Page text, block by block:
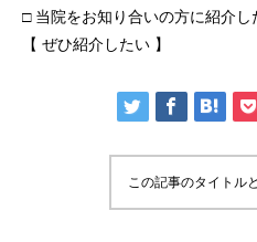
□ 当院をお知り合いの方に紹介し
【 ぜひ紹介したい 】
この記事のタイトル